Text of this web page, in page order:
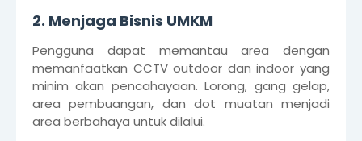
2. Menjaga Bisnis UMKM
Pengguna dapat memantau area dengan
memanfaatkan CCTV outdoor dan indoor yang
minim akan pencahayaan. Lorong, gang gelap,
area pembuangan, dan dot muatan menjadi
area berbahaya untuk dilalui.